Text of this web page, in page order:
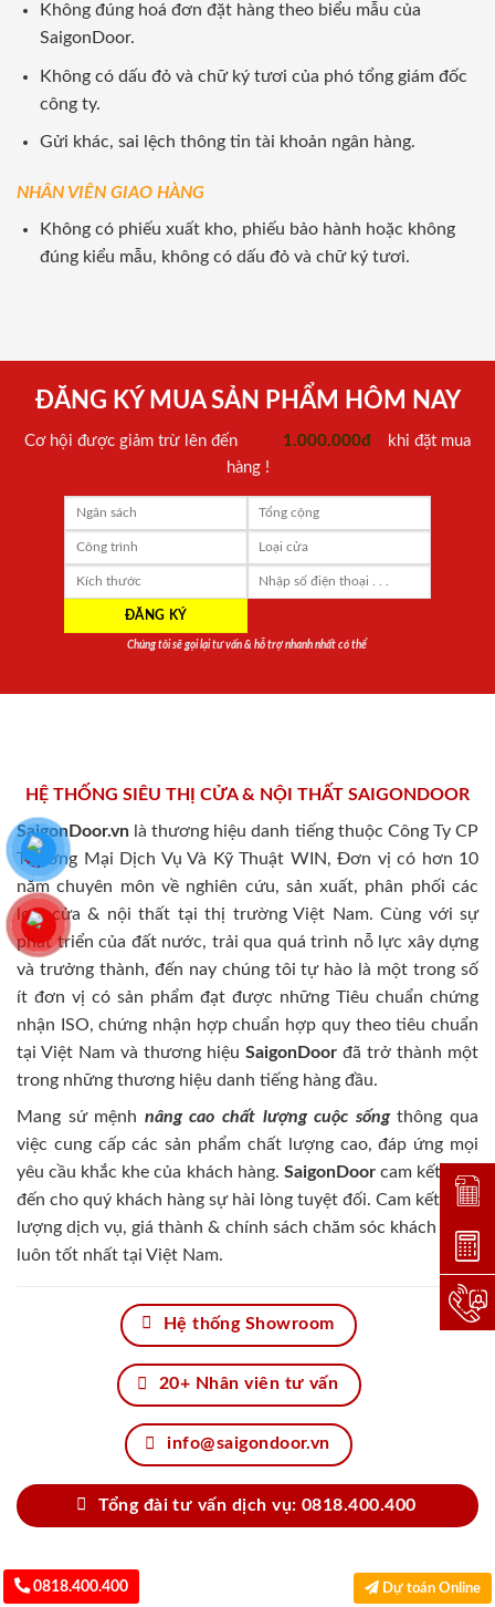
Không đúng hoá đơn đặt hàng theo biểu mẫu của
SaigonDoor.
Không có dấu đỏ và chữ ký tươi của phó tổng giám đốc
công ty.
Gửi khác, sai lệch thông tin tài khoản ngân hàng.
NHÂN VIÊN GIAO HÀNG
Không có phiếu xuất kho, phiếu bảo hành hoặc không
đúng kiểu mẫu, không có dấu đỏ và chữ ký tươi.
ĐĂNG KÝ MUA SẢN PHẨM HÔM NAY
Cơ hội được giảm trừ lên đến 1.000.000đ
khi đặt mua
hàng !
Chúng tôi sẽ gọi lại tư vấn & hỗ trợ nhanh nhất có thể
HỆ THỐNG SIÊU THỊ CỬA & NỘI THẤT SAIGONDOOR
SaigonDoor.vn là thương hiệu danh tiếng thuộc Công Ty CP
Thương Mại Dịch Vụ Và Kỹ Thuật WIN, Đơn vị có hơn 10
năm chuyên môn về nghiên cứu, sản xuất, phân phối các
loại cửa & nội thất tại thị trường Việt Nam. Cùng với sự
phát triển của đất nước, trải qua quá trình nỗ lực xây dựng
và trưởng thành, đến nay chúng tôi tự hào là một trong số
ít đơn vị có sản phẩm đạt được những Tiêu chuẩn chứng
nhận ISO, chứng nhận hợp chuẩn hợp quy theo tiêu chuẩn
tại Việt Nam và thương hiệu SaigonDoor đã trở thành một
trong những thương hiệu danh tiếng hàng đầu.
Mang sứ mệnh nâng cao chất lượng cuộc sốngthông qua
việc cung cấp các sản phẩm chất lượng cao, đáp ứng mọi
yêu cầu khắc khe của khách hàng. SaigonDoorcam kết đem
đến cho quý khách hàng sự hài lòng tuyệt đối. Cam kết chất
lượng dịch vụ, giá thành & chính sách chăm sóc khách hàng
luôn tốt nhất tại Việt Nam.
Hệ thống Showroom
20+ Nhân viên tư vấn
info@saigondoor.vn
Tổng đài tư vấn dịch vụ: 0818.400.400
0818.400.400 Dự toán Online
Đặt
Dự